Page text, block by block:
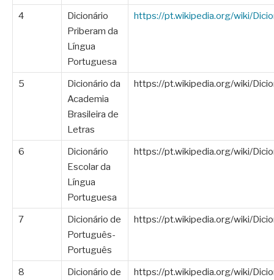
4
Dicionário
Priberam da
Língua
Portuguesa
https://pt.wikipedia.org/wiki/
5
Dicionário da
Academia
Brasileira de
Letras
https://pt.wikipedia.org/wiki/
6
Dicionário
Escolar da
Língua
Portuguesa
https://pt.wikipedia.org/wiki/
7
Dicionário de
Português-
Português
https://pt.wikipedia.org/wiki/
8
Dicionário de
https://pt.wikipedia.org/wiki/